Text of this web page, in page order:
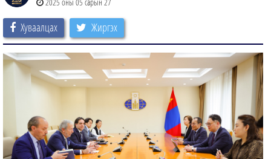
2025 оны 05 сарын 27
Хуваалцах Жиргэх